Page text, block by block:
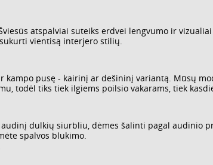
atspalviai suteiks erdvei lengvumo ir
vientisą interjero stilių.
pusę - kairinį ar dešininį variantą. Mūsų
todėl tiks tiek ilgiems poilsio vakarams, tiek
dulkių siurbliu, dėmes šalinti pagal audinio
spalvos blukimo.